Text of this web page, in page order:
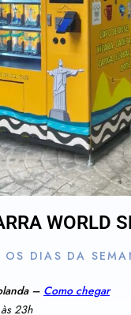
WORLD
OS DIAS DA
– Como chegar
23h